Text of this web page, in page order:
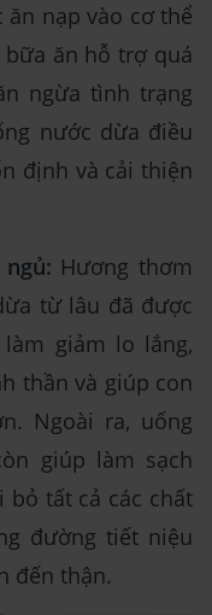
nạp vào cơ thể
ăn hỗ trợ quá
ngừa tình trạng
nước dừa điều
định và cải thiện
Hương thơm
từ lâu đã được
giảm lo lắng,
thần và giúp con
Ngoài ra, uống
giúp làm sạch
bỏ tất cả các chất
đường tiết niệu
đến thận.